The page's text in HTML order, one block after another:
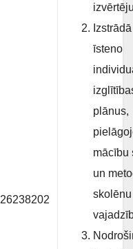
26238202
īsteno
plānus,
mācību
un
skolēnu